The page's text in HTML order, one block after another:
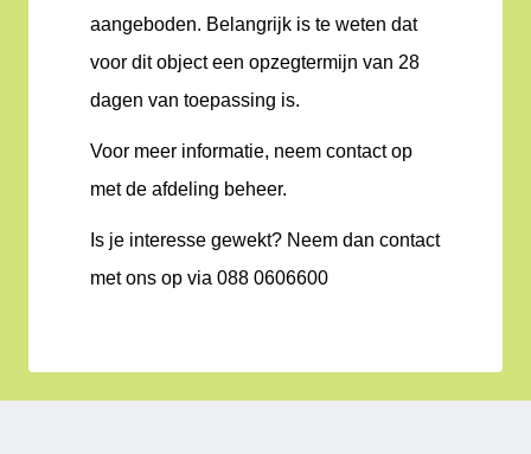
aangeboden. Belangrijk is te weten dat
voor dit object een opzegtermijn van 28
dagen van toepassing is.
Voor meer informatie, neem contact op
met de afdeling beheer.
Is je interesse gewekt? Neem dan contact
met ons op via 088 0606600